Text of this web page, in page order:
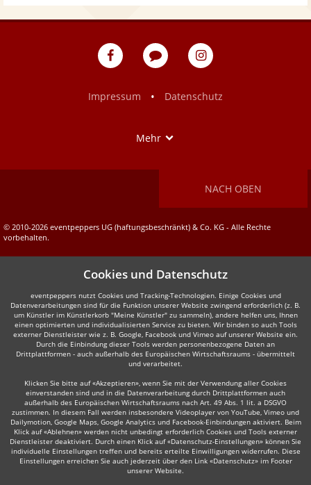
eventpeppers
Blog
eventpeppers
Impressum
• Datenschutz
Mehr
NACH OBEN
© 2010-2026 eventpeppers UG (haftungsbeschränkt) & Co. KG - Alle Rechte
vorbehalten.
Cookies und Datenschutz
eventpeppers nutzt Cookies und Tracking-Technologien. Einige Cookies und
Datenverarbeitungen sind für die Funktion unserer Website zwingend erforderlich (z. B.
um Künstler im Künstlerkorb "Meine Künstler" zu sammeln), andere helfen uns, Ihnen
einen optimierten und individualisierten Service zu bieten. Wir binden so auch Tools
externer Dienstleister wie z. B. Google, Facebook und Vimeo auf unserer Website ein.
Durch die Einbindung dieser Tools werden personenbezogene Daten an
Drittplattformen - auch außerhalb des Europäischen Wirtschaftsraums - übermittelt
und verarbeitet.
Klicken Sie bitte auf «Akzeptieren», wenn Sie mit der Verwendung aller Cookies
einverstanden sind und in die Datenverarbeitung durch Drittplattformen auch
außerhalb des Europäischen Wirtschaftsraums nach Art. 49 Abs. 1 lit. a DSGVO
zustimmen. In diesem Fall werden insbesondere Videoplayer von YouTube, Vimeo und
Dailymotion, Google Maps, Google Analytics und Facebook-Einbindungen aktiviert. Beim
Klick auf «Ablehnen» werden nicht unbedingt erforderlich Cookies und Tools externer
Dienstleister deaktiviert. Durch einen Klick auf «Datenschutz-Einstellungen» können Sie
individuelle Einstellungen treffen und bereits erteilte Einwilligungen widerrufen. Diese
Einstellungen erreichen Sie auch jederzeit über den Link «Datenschutz» im Footer
unserer Website.